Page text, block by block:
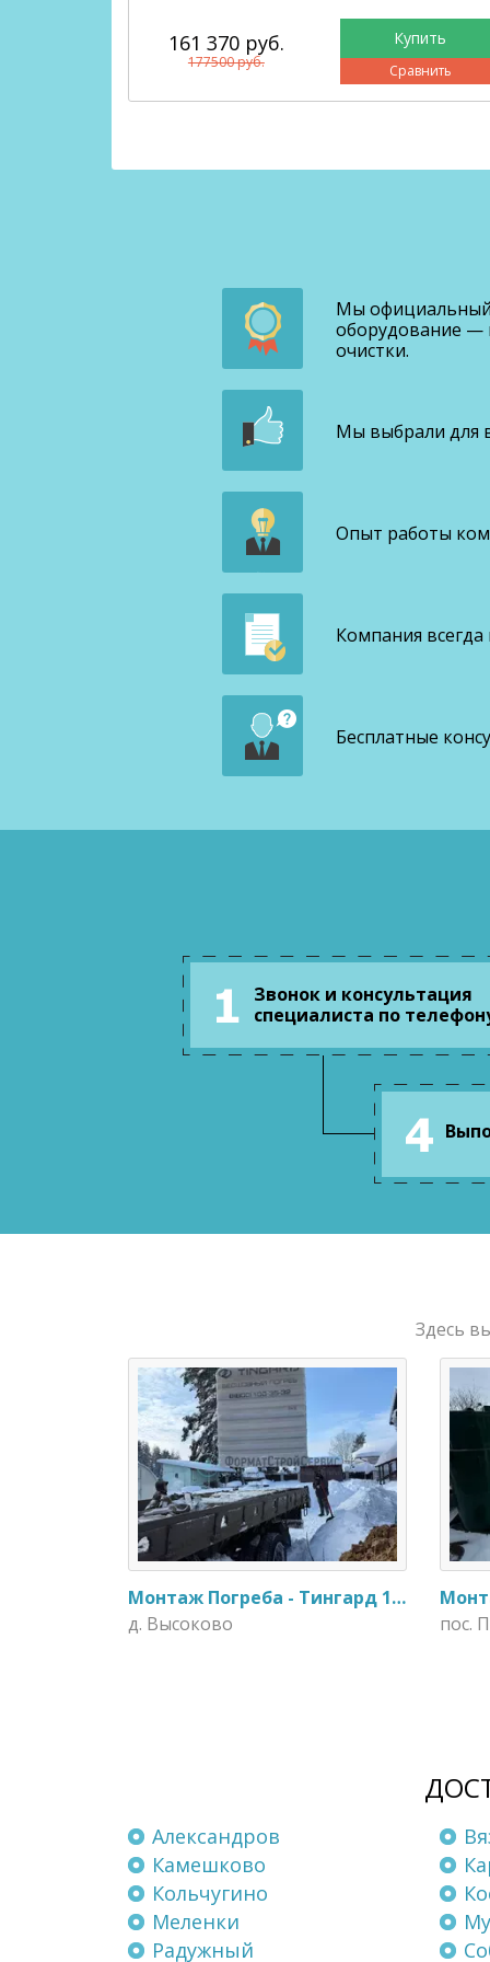
161 370 руб.
177500 руб. Сравнить
Мы официальный
оборудование —
очистки.
Мы выбрали для
Опыт работы
Компания
Бесплатные
Звонок и консультация
специалиста по
Здесь
Монтаж Погреба - Тингард 1900
д. Высоково
пос.
Александров
Камешково
Кольчугино
Меленки
Радужный